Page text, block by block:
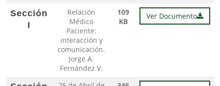
Sección
I
Relación
Médico
Paciente:
interacción y
comunicación.
Jorge A.
Fernández V.
109
KB
Ver Documento